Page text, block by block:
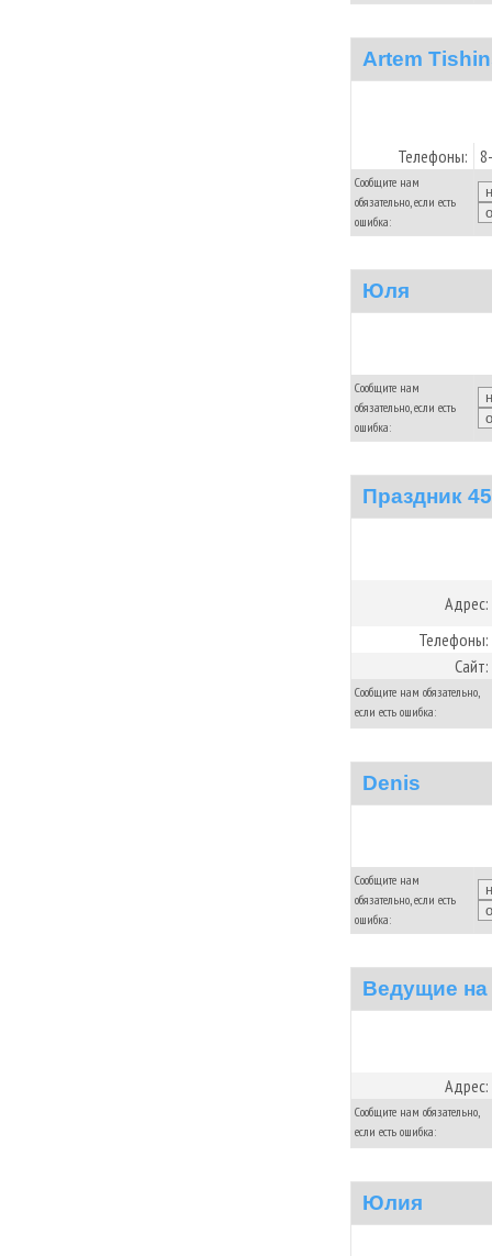
Artem
Телефоны:
Сообщите нам
обязательно, если есть
ошибка:
Юля
Сообщите нам
обязательно, если есть
ошибка:
Праздник 45
Адрес:
Телефоны:
Сайт:
Сообщите нам обязательно,
если есть ошибка:
Denis
Сообщите нам
обязательно, если есть
ошибка:
Ведущие на
Адрес:
Сообщите нам обязательно,
если есть ошибка:
Юлия